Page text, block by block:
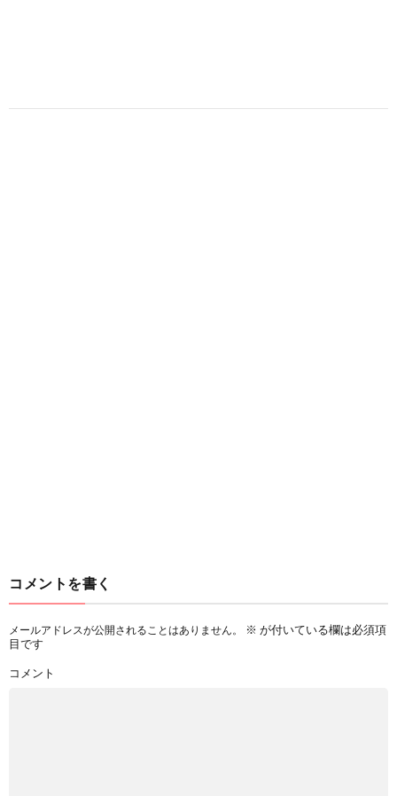
コメントを書く
メールアドレスが公開されることはありません。 ※ が付いている欄は必須項
目です
コメント